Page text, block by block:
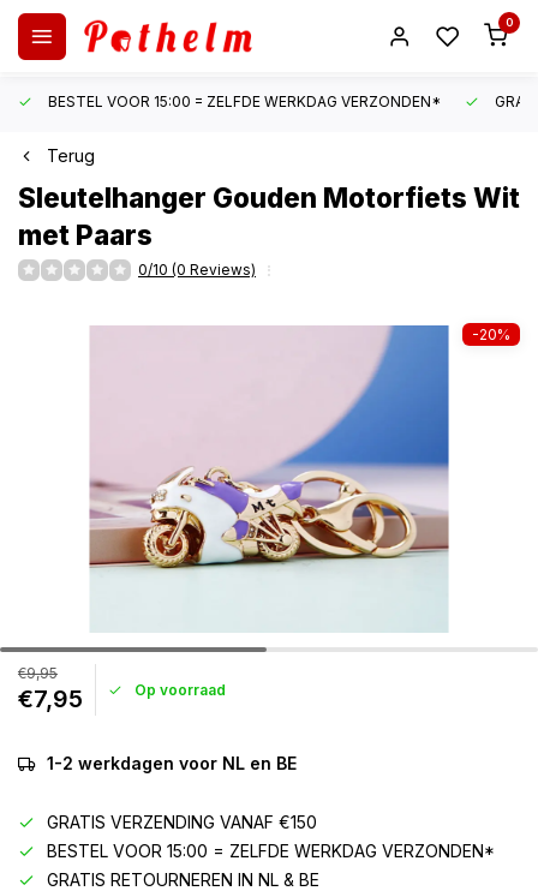
0
BESTEL VOOR 15:00 = ZELFDE WERKDAG VERZONDEN*
Terug
Sleutelhanger Gouden Motorfiets Wit
met Paars
0/10 (0 Reviews)
-20%
€9,95
€7,95 Op voorraad
1-2 werkdagen voor NL en BE
GRATIS VERZENDING VANAF €150
BESTEL VOOR 15:00 = ZELFDE WERKDAG VERZONDEN*
GRATIS RETOURNEREN IN NL & BE